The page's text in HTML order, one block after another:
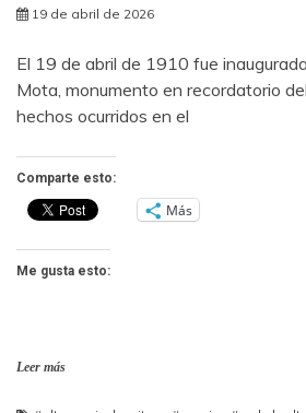
19 de abril de 2026
El 19 de abril de 1910 fue
Mota, monumento en recordatorio
hechos ocurridos en el
Comparte esto:
Más
Me gusta esto:
Leer más